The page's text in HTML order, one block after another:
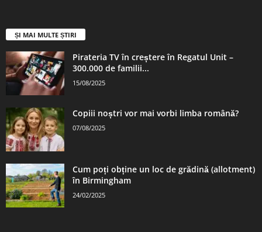
ȘI MAI MULTE ȘTIRI
Pirateria TV în creștere în Regatul Unit –
300.000 de familii...
15/08/2025
Copiii noștri vor mai vorbi limba română?
07/08/2025
Cum poți obține un loc de grădină (allotment)
în Birmingham
24/02/2025